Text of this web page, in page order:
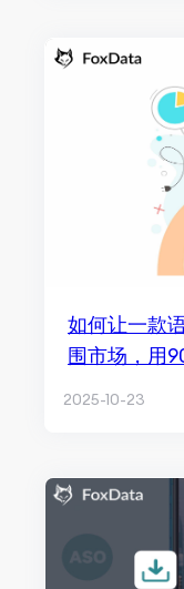
如何让一款
围市场，用
2025-10-23